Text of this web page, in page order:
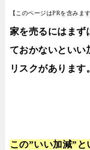
【このページはPRを含みます
家を売るにはまず
ておかないといい
リスクがあります。
この”いい加減”